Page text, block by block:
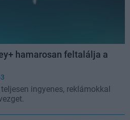
hamarosan feltalálja a
ingyenes, reklámokkal